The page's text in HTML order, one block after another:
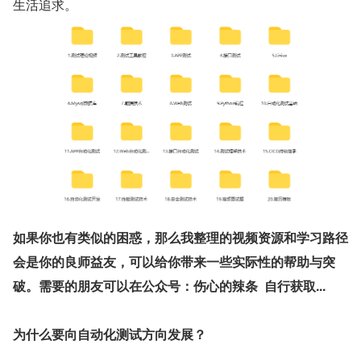
生活追求。
如果你也有类似的困惑，那么我整理的视频资源和学习路径
会是你的良师益友，可以给你带来一些实际性的帮助与突
破。需要的朋友可以在公众号：伤心的辣条  自行获取...
为什么要向自动化测试方向发展？